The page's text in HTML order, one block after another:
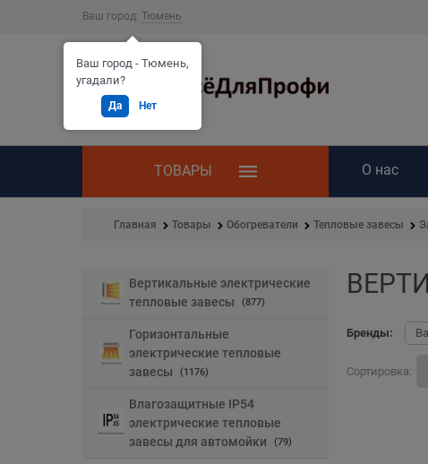
Ваш город: Тюмень
ТОВАРЫ О нас
Главная Товары Обогреватели Тепловые завесы
Вертикальные электрические
тепловые завесы
(877)
Горизонтальные
электрические тепловые
завесы
(1176)
Влагозащитные IP54
электрические тепловые
завесы для автомойки
(79)
Найдено товаров:
Бренды:
Сортировка:
Ваш город - Тюмень,
угадали?
Да Нет